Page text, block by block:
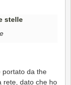
portato da the
rete, dato che ho